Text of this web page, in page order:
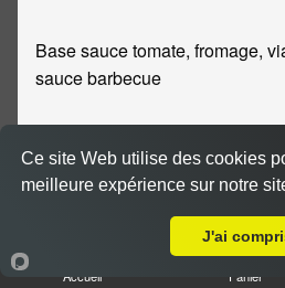
Base sauce tomate, fromage,
sauce barbecue
Accueil Panier
Ce site Web utilise des cookies
meilleure expérience sur notre
J'ai